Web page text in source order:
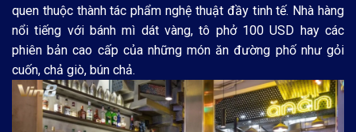
quen thuộc thành tác phẩm nghệ thuật đầy tinh tế. Nhà hàng
nổi tiếng với bánh mì dát vàng, tô phở 100 USD hay các
phiên bản cao cấp của những món ăn đường phố như gỏi
cuốn, chả giò, bún chả.